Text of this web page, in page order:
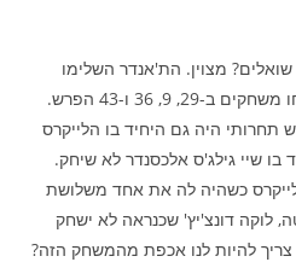
מצוין. הת'אנדר השלימו
סוויפ עונתי על הלייקרס, בו ניצחו משחקים ב-29, 9, 36 ו-43 הפרש.
היה גם היחיד בו הלייקרס
והיחיד בו שיי גילג'ס אלכסנדר לא שיחק.
כשהיה לה את אחד משלושת
לוקה דונצ'יץ' שכנראה לא ישחק
להיות לנו אכפת מהמשחק הזה?